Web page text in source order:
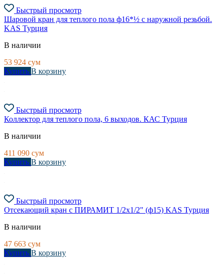
Быстрый просмотр
Шаровой кран для теплого пола ф16*½ с наружной резьбой.
KAS Турция
В наличии
53 924 сум
Купить В корзину
Быстрый просмотр
Коллектор для теплого пола, 6 выходов. КАС Турция
В наличии
411 090 сум
Купить В корзину
Быстрый просмотр
Отсекающий кран c ПИРАМИТ 1/2х1/2" (ф15) KAS Турция
В наличии
47 663 сум
Купить В корзину